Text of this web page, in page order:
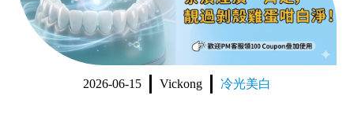
種植牙 dental implant
箍牙 orthodontics
收費標準 change standard
2026-06-15 Vickong 冷光美白